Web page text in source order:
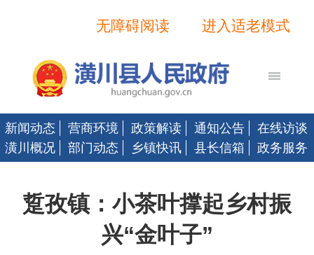
进入适老模式
无障碍阅读
新闻动态 营商环境 政策解读 通知公告
在线访谈
潢川概况
部门动态 乡镇快讯 县长信箱 政务服务
踅孜镇：小茶叶撑起乡村振
兴“金叶子”